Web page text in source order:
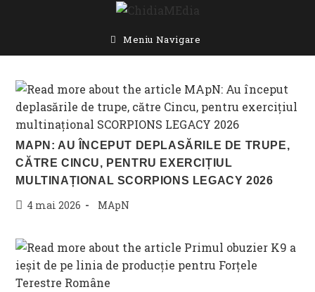
Meniu Navigare
MAPN: AU ÎNCEPUT DEPLASĂRILE DE TRUPE,
CĂTRE CINCU, PENTRU EXERCIȚIUL
MULTINAȚIONAL SCORPIONS LEGACY 2026
Post4 mai 2026
Post
MApN